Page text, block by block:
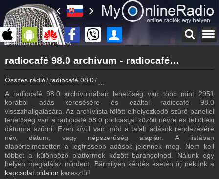
myonlineradio.hu
radiocafé 98.0
Vissza a radiocafé 98.0 oldalára
Bejelentkezés
Hozz létre saját fiókot!
Most szól
Tudd meg mi szólt eddig
Műsorújság
radiocafé 98.0 műsorai
radiocafé 98.0 archívum - radiocafé 98.0 podcasts - radiocafé 98.0 visszahallgatás
Összes rádió radiocafé 98.0
A radiocafé 98.0 archívumában lehetőség van több mint 2951
korábbi adás keresésére és ezáltal radiocafé 98.0
visszahallgatására. Az archívlista fölött elhelyezkedő szűrő panellel
lehetőség van a radiocafé 98.0 podcastjai között névre és feltöltési
dátumra szűrni. Ezen kívül van mód a talált adások rendezésére
név, dátum, vagy népszerűség alapján. A listában
alapértelmezetten a legfrissebb adások jelennek meg. Nem kell
többet a különböző platformok között barangolnod. Nálunk egy
helyen megtalálsz mindent. Bármilyen kérdés esetén írj nekünk a
kapcsolat oldalon keresztül!